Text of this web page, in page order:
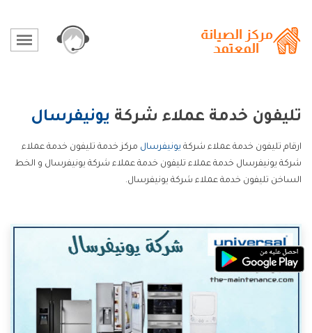
تليفون خدمة عملاء شركة يونيفرسال
ارقام تليفون خدمة عملاء شركة يونيفرسال مركز خدمة تليفون خدمة عملاء
شركة يونيفرسال خدمة عملاء تليفون خدمة عملاء شركة يونيفرسال و الخط
الساخن تليفون خدمة عملاء شركة يونيفرسال.